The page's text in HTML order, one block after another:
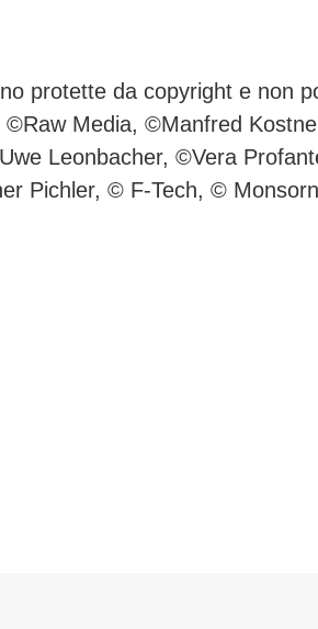
protette da copyright e non
Media, ©Manfred
Leonbacher, ©Vera
Pichler, © F-Tech, ©